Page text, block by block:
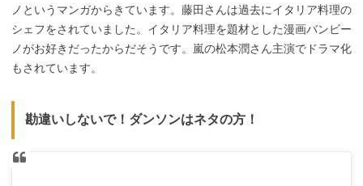
ノというマンガからきています。藤田さんは過去にイタリア料理の
シェフをされていました。イタリア料理を題材とした漫画バンビー
ノがお好きだったからだそうです。嵐の松本潤さん主演でドラマ化
もされています。
勘違いしないで！ダンソンはネタの方！